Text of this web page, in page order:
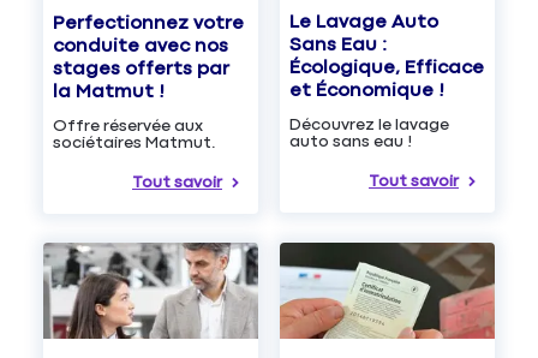
Perfectionnez votre
conduite avec nos
stages offerts par
la Matmut !
Offre réservée aux
sociétaires Matmut.
Tout savoir
Le Lavage Auto
Sans Eau :
Écologique, Efficace
et Économique !
Découvrez le lavage
auto sans eau !
Tout savoir